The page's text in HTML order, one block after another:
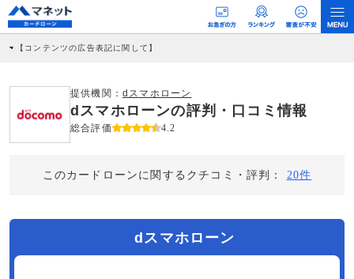
【コンテンツの広告表記に関して】
社に対して企業から紹介報酬が支払われるという収益モデルです。 ただし、特定の
商品を根拠なくPRするものではなく、当編集部の調査／ユーザーへの口コミ収集な
どに基づき、公平性を担保した情報提供を行っています。
提供機関： dスマホローン
dスマホローンの評判・口コミ情報
総合評価 4.2
このカードローンに関するクチコミ・評判： 20件
dスマホローン